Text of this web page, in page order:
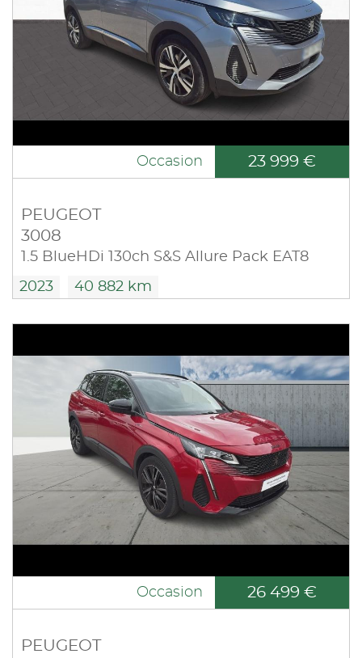
Occasion 23 999 €
PEUGEOT
3008
1.5 BlueHDi 130ch S&S Allure Pack EAT8
2023 40 882 km
Occasion 26 499 €
PEUGEOT